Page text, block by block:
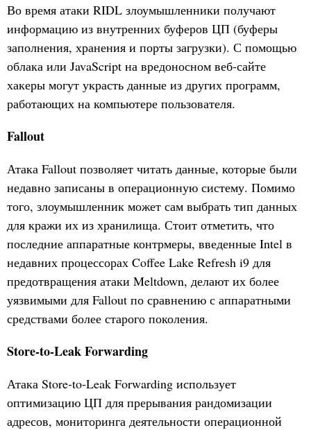
Во время атаки RIDL злоумышленники получают
информацию из внутренних буферов ЦП (буферы
заполнения, хранения и порты загрузки). С помощью
облака или JavaScript на вредоносном веб-сайте
хакеры могут украсть данные из других программ,
работающих на компьютере пользователя.
Fallout
Атака Fallout позволяет читать данные, которые были
недавно записаны в операционную систему. Помимо
того, злоумышленник может сам выбрать тип данных
для кражи их из хранилища. Стоит отметить, что
последние аппаратные контрмеры, введенные Intel в
недавних процессорах Coffee Lake Refresh i9 для
предотвращения атаки Meltdown, делают их более
уязвимыми для Fallout по сравнению с аппаратными
средствами более старого поколения.
Store-to-Leak Forwarding
Атака Store-to-Leak Forwarding использует
оптимизацию ЦП для прерывания рандомизации
адресов, мониторинга деятельности операционной